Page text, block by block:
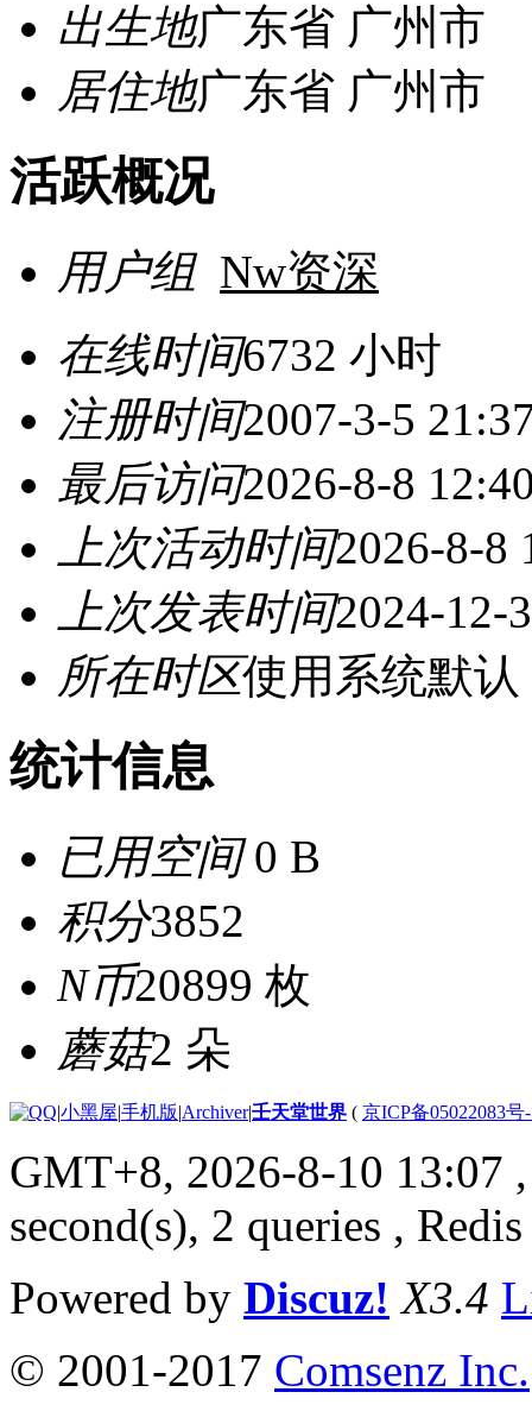
出生地广东省 广州市
居住地广东省 广州市
活跃概况
用户组 Nw资深
在线时间6732 小时
注册时间2007-3-5
最后访问2026-8-8
上次活动时间2026-8-8
上次发表时间2024-12-
所在时区使用系统默认
统计信息
已用空间0 B
积分3852
N币20899 枚
蘑菇2 朵
|小黑屋|手机版|Archiver|壬天堂世界 ( 京ICP备05022083号
GMT+8, 2026-8-10 13:07
second(s), 2 queries ,
Powered by Discuz! X3.4
© 2001-2017 Comsenz Inc.